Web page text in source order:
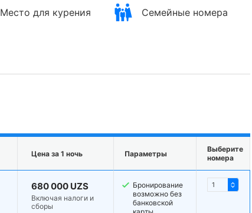
Место для курения Семейные номера
Цена за 1 ночь Параметры
Выберите
номера
680 000 UZS
Включая налоги и
сборы
Бронирование
возможно без
банковской